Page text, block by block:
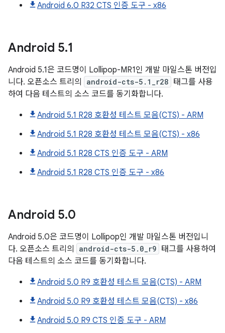
Android 6.0 R32 CTS 인증 도구 - x86
Android 5.1
Android 5.1은 코드명이 Lollipop-MR1인 개발 마일스톤 버전입
니다. 오픈소스 트리의
android-cts-5.1_r28 태그를 사용
하여 다음 테스트의 소스 코드를 동기화합니다.
Android 5.1 R28 호환성 테스트 모음(CTS) - ARM
Android 5.1 R28 호환성 테스트 모음(CTS) - x86
Android 5.1 R28 CTS 인증 도구 - ARM
Android 5.1 R28 CTS 인증 도구 - x86
Android 5.0
Android 5.0은 코드명이 Lollipop인 개발 마일스톤 버전입니
다. 오픈소스 트리의
android-cts-5.0_r9 태그를 사용하여
다음 테스트의 소스 코드를 동기화합니다.
Android 5.0 R9 호환성 테스트 모음(CTS) - ARM
Android 5.0 R9 호환성 테스트 모음(CTS) - x86
Android 5.0 R9 CTS 인증 도구 - ARM